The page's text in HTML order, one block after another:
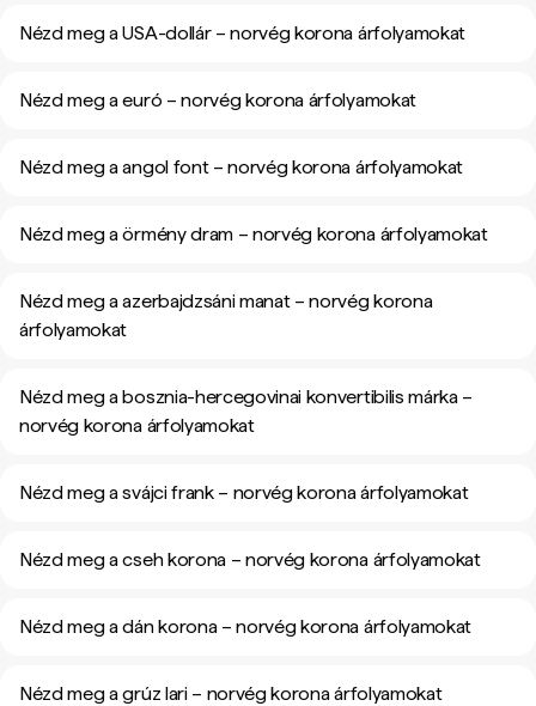
Nézd meg a USA-dollár – norvég korona árfolyamokat
Nézd meg a euró – norvég korona árfolyamokat
Nézd meg a angol font – norvég korona árfolyamokat
Nézd meg a örmény dram – norvég korona árfolyamokat
Nézd meg a azerbajdzsáni manat – norvég korona
árfolyamokat
Nézd meg a bosznia-hercegovinai konvertibilis márka –
norvég korona árfolyamokat
Nézd meg a svájci frank – norvég korona árfolyamokat
Nézd meg a cseh korona – norvég korona árfolyamokat
Nézd meg a dán korona – norvég korona árfolyamokat
Nézd meg a grúz lari – norvég korona árfolyamokat